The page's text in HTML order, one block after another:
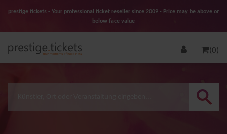
prestige.tickets - Your professional ticket reseller since 2009 - Price may be above or
below face value
(0)